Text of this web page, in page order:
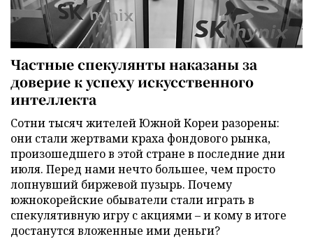
Частные спекулянты наказаны за
доверие к успеху искусственного
интеллекта
Сотни тысяч жителей Южной Кореи разорены:
они стали жертвами краха фондового рынка,
произошедшего в этой стране в последние дни
июля. Перед нами нечто большее, чем просто
лопнувший биржевой пузырь. Почему
южнокорейские обыватели стали играть в
спекулятивную игру с акциями – и кому в итоге
достанутся вложенные ими деньги?